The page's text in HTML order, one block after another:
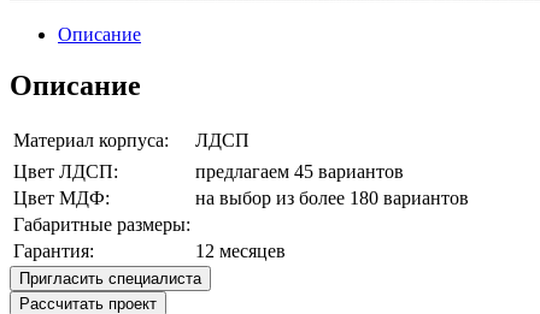
Описание
Описание
Материал корпуса:
ЛДСП
Цвет ЛДСП:
предлагаем 45 вариантов
Цвет МДФ:
на выбор из более 180 вариантов
Габаритные размеры:
Гарантия:
12 месяцев
Пригласить специалиста
Рассчитать проект